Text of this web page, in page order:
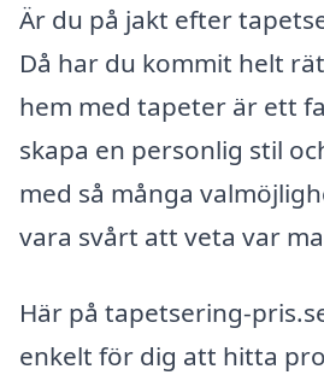
Är du på jakt efter
Då har du kommit helt
hem med tapeter är ett
skapa en personlig stil
med så många
vara svårt att veta var
Här på tapetsering-
enkelt för dig att hitta